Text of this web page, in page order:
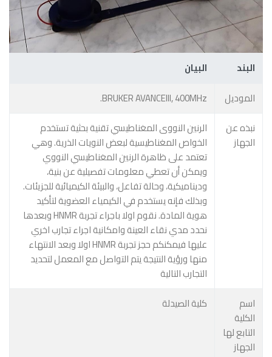
البند
البيان
الموديل
BRUKER AVANCEIII, 400MHz.
نبذه عن
الجهاز
الرنين النووى المغناطيسي تقنية بحثية تستخدم
الخواص المغناطيسية لبعض النويات الذرية. وهي
تعتمد على ظاهرة الرنين المغناطيسي النووي
ويمكن أن تعطي معلومات تفصيلية عن بنية،
وديناميكية، وحالة تفاعل، والبيئة الكيميائية للجزيئات.
وبذلك فإنه يستخدم في الكيمياء العضوية لتأكيد
هوية المادة. نقوم اولا باجراء تجربة HNMR وبعدها
نحدد مدي نقاء العينة وامكانية اجراء تجارب اخري
عليها فيمكنكم حجز تجربة HNMR اولا وبعد الانتهاء
منها ورؤية النتيجة يتم التواصل مع المعمل لتحديد
التجارب التالية
اسم
الكلية
التابع لها
الجهاز
كلية الصيدلة